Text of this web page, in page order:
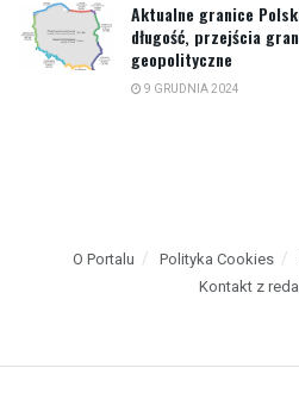
Aktualne granice
długość, przejścia
geopolityczne
9 GRUDNIA 2024
O Portalu Polityka Cookies
Kontakt z